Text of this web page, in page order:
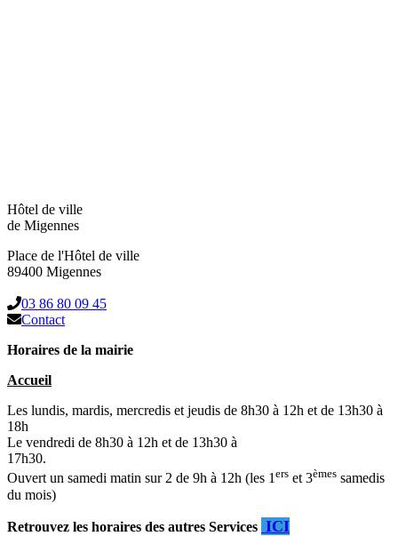
Hôtel de ville
de Migennes
Place de l'Hôtel de ville
89400 Migennes
03 86 80 09 45
Contact
Horaires de la mairie
Accueil
Les lundis, mardis, mercredis et jeudis de 8h30 à 12h et de 13h30 à
18h
Le vendredi de 8h30 à 12h et de 13h30 à
17h30.
Ouvert un samedi matin sur 2 de 9h à 12h (les 1ers et 3èmes samedis
du mois)
Retrouvez les horaires des autres Services ICI